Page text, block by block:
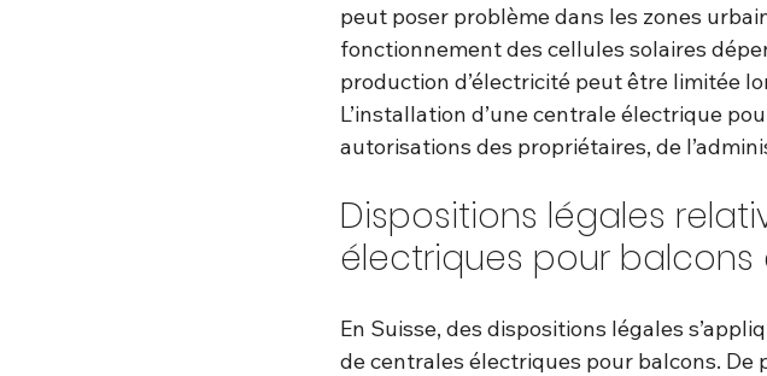
peut poser problème dans les zones
fonctionnement des cellules solaires
production d’électricité peut être limitée
L’installation d’une centrale électrique
autorisations des propriétaires, de
Dispositions légales
électriques pour balcons
En Suisse, des dispositions légales
de centrales électriques pour balcons. De